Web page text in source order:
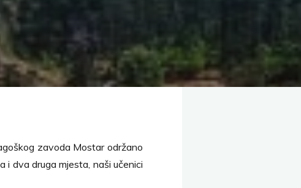
zavoda Mostar održano
i dva druga mjesta, naši učenici